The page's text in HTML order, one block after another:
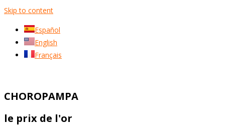
Skip to content
Español
English
Français
CHOROPAMPA
le prix de l'or